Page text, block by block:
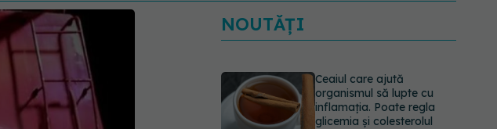
NOUTĂȚI
Ceaiul care ajută
organismul să lupte cu
inflamația. Poate regla
glicemia și colesterolul